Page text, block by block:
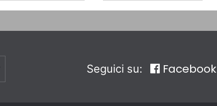
Seguici su: Facebook